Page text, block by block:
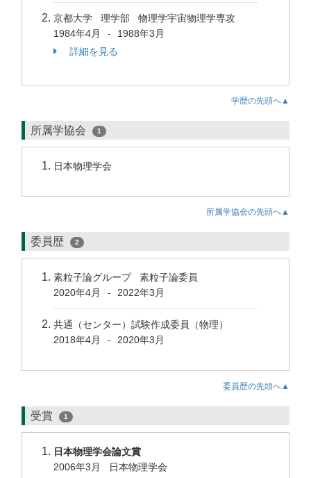
京都大学 理学部 物理学宇宙物理学専攻
1984年4月
-
1988年3月
詳細を見る
学歴の先頭へ▲
所属学協会 1
日本物理学会
所属学協会の先頭へ▲
委員歴 2
素粒子論グループ 素粒子論委員
2020年4月
- 2022年3月
共通（センター）試験作成委員（物理）
2018年4月
- 2020年3月
委員歴の先頭へ▲
受賞 1
日本物理学会論文賞
2006年3月 日本物理学会